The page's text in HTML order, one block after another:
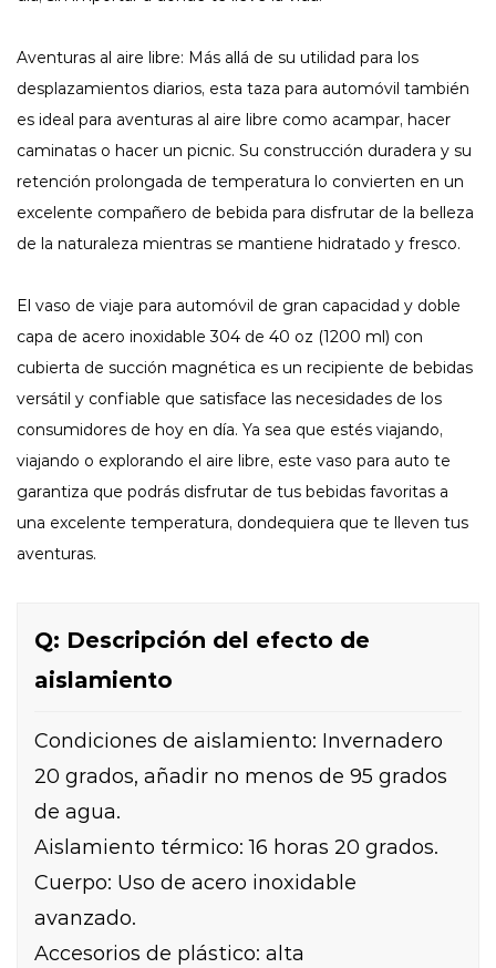
Aventuras al aire libre: Más allá de su utilidad para los
desplazamientos diarios, esta taza para automóvil también
es ideal para aventuras al aire libre como acampar, hacer
caminatas o hacer un picnic. Su construcción duradera y su
retención prolongada de temperatura lo convierten en un
excelente compañero de bebida para disfrutar de la belleza
de la naturaleza mientras se mantiene hidratado y fresco.
El vaso de viaje para automóvil de gran capacidad y doble
capa de acero inoxidable 304 de 40 oz (1200 ml) con
cubierta de succión magnética es un recipiente de bebidas
versátil y confiable que satisface las necesidades de los
consumidores de hoy en día. Ya sea que estés viajando,
viajando o explorando el aire libre, este vaso para auto te
garantiza que podrás disfrutar de tus bebidas favoritas a
una excelente temperatura, dondequiera que te lleven tus
aventuras.
Q: Descripción del efecto de
aislamiento
Condiciones de aislamiento: Invernadero
20 grados, añadir no menos de 95 grados
de agua.
Aislamiento térmico: 16 horas 20 grados.
Cuerpo: Uso de acero inoxidable
avanzado.
Accesorios de plástico: alta